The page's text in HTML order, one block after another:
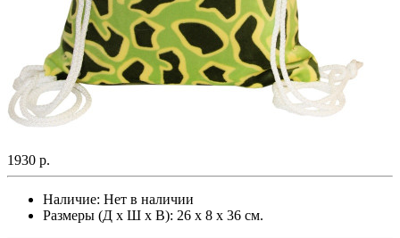
1930 р.
Наличие: Нет в наличии
Размеры (Д х Ш х В): 26 х 8 х 36 см.